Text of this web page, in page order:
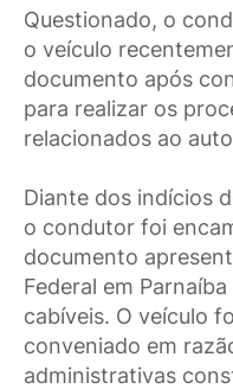
Questionado, o
o veículo
documento após
para realizar os
relacionados ao
Diante dos indícios
o condutor foi
documento
Federal em
cabíveis. O veículo
conveniado em
administrativas